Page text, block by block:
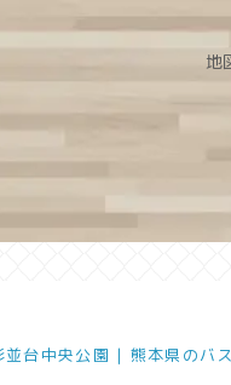
地
並台中央公園 | 熊本県のバ